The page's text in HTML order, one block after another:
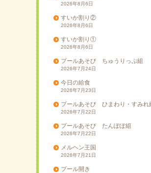
2026年8月6日
すいか割り②
2026年8月6日
すいか割り①
2026年8月6日
プールあそび ちゅうりっぷ組
2026年7月24日
今日の給食
2026年7月23日
プールあそび ひまわり・すみれ
2026年7月22日
プールあそび たんぽぽ組
2026年7月22日
メルヘン王国
2026年7月21日
プール開き